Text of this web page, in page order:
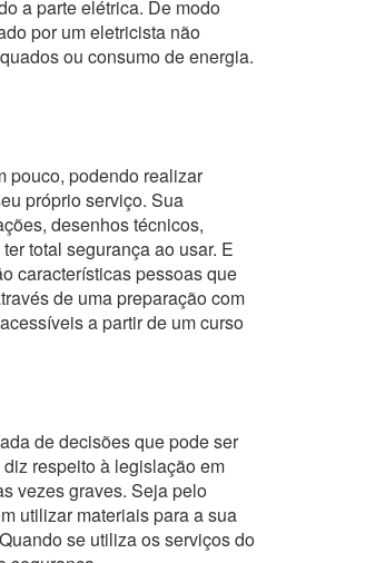
a parte elétrica. De modo
por um eletricista não
ou consumo de energia.
pouco, podendo realizar
próprio serviço. Sua
desenhos técnicos,
total segurança ao usar. E
características pessoas que
de uma preparação com
a partir de um curso
de decisões que pode ser
respeito à legislação em
vezes graves. Seja pelo
utilizar materiais para a sua
se utiliza os serviços do